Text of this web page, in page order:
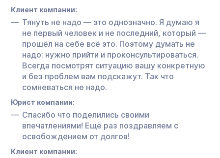
Клиент компании:
Тянуть не надо — это однозначно. Я думаю я
не первый человек и не последний, который —
прошёл на себе всё это. Поэтому думать не
надо: нужно прийти и проконсультироваться.
Всегда посмотрят ситуацию вашу конкретную
и без проблем вам подскажут. Так что
сомневаться не надо.
Юрист компании:
Спасибо что поделились своими
впечатлениями! Ещё раз поздравляем с
освобождением от долгов!
Клиент компании: